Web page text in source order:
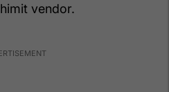
vendor.